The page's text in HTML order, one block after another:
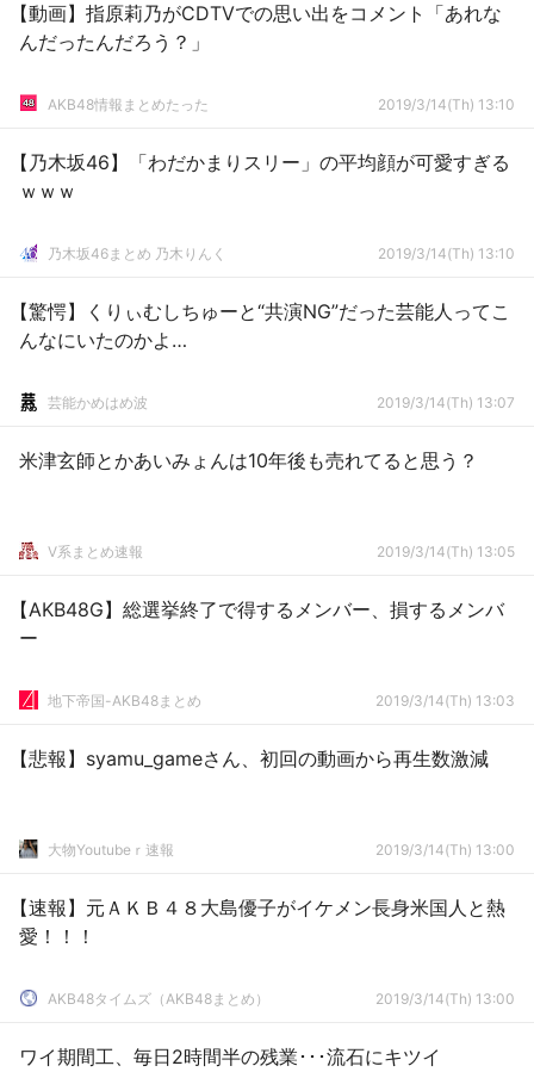
【動画】指原莉乃がCDTVでの思い出をコメント「あれな
んだったんだろう？」
AKB48情報まとめたった 2019/3/14(Th) 13:10
【乃木坂46】「わだかまりスリー」の平均顔が可愛すぎる
ｗｗｗ
乃木坂46まとめ 乃木りんく 2019/3/14(Th) 13:10
【驚愕】くりぃむしちゅーと“共演NG”だった芸能人ってこ
んなにいたのかよ…
芸能かめはめ波 2019/3/14(Th) 13:07
米津玄師とかあいみょんは10年後も売れてると思う？
V系まとめ速報 2019/3/14(Th) 13:05
【AKB48G】総選挙終了で得するメンバー、損するメンバ
ー
地下帝国-AKB48まとめ 2019/3/14(Th) 13:03
【悲報】syamu_gameさん、初回の動画から再生数激減
大物Youtubeｒ速報 2019/3/14(Th) 13:00
【速報】元ＡＫＢ４８大島優子がイケメン長身米国人と熱
愛！！！
AKB48タイムズ（AKB48まとめ） 2019/3/14(Th) 13:00
ワイ期間工、毎日2時間半の残業･･･流石にキツイ